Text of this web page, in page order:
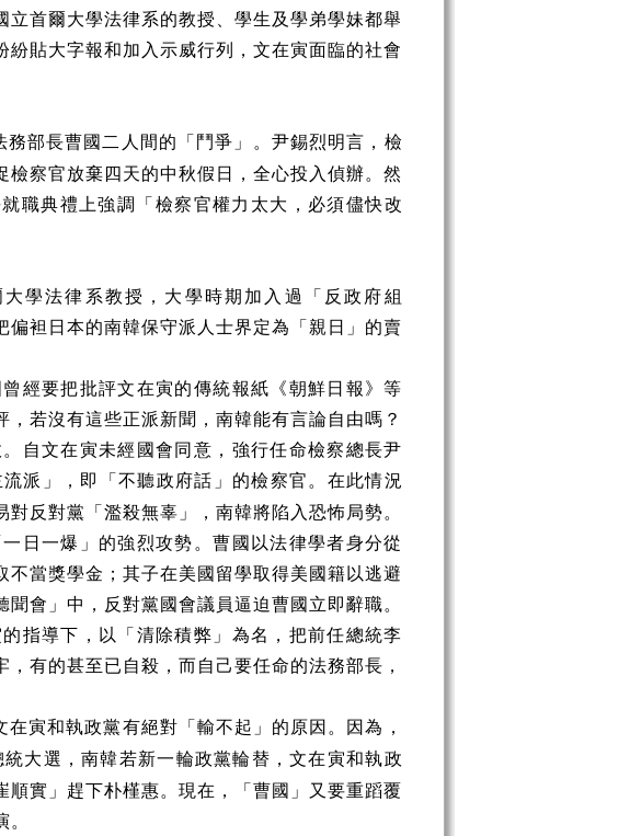
首爾大學法律系的教授、學生及學弟學妹都舉
貼大字報和加入示威行列，文在寅面臨的社會
部長曹國二人間的「鬥爭」。尹錫烈明言，檢
察官放棄四天的中秋假日，全心投入偵辦。然
職典禮上強調「檢察官權力太大，必須儘快改
學法律系教授，大學時期加入過「反政府組
袒日本的南韓保守派人士界定為「親日」的賣
經要把批評文在寅的傳統報紙《朝鮮日報》等
若沒有這些正派新聞，南韓能有言論自由嗎？
自文在寅未經國會同意，強行任命檢察總長尹
派」，即「不聽政府話」的檢察官。在此情況
反對黨「濫殺無辜」，南韓將陷入恐怖局勢。
日一爆」的強烈攻勢。曹國以法律學者身分從
當獎學金；其子在美國留學取得美國籍以逃避
會」中，反對黨國會議員逼迫曹國立即辭職。
指導下，以「清除積弊」為名，把前任總統李
有的甚至已自殺，而自己要任命的法務部長，
在寅和執政黨有絕對「輸不起」的原因。因為，
統大選，南韓若新一輪政黨輪替，文在寅和執政
實」趕下朴槿惠。現在，「曹國」又要重蹈覆